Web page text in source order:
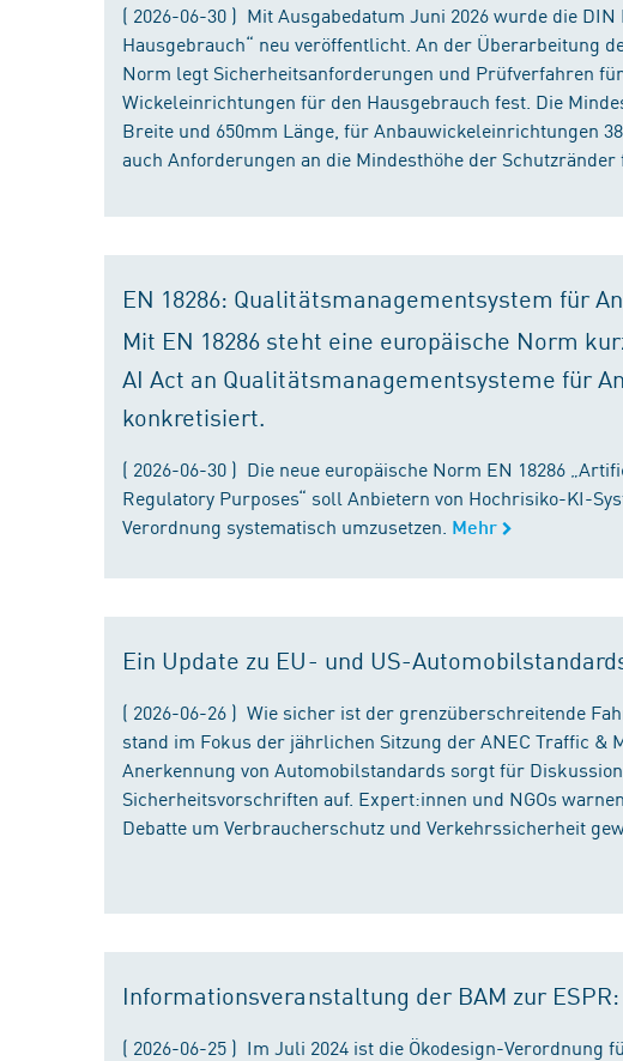
( 2026-06-30 ) Mit Ausgabedatum Juni 2026 wurde die
Hausgebrauch“ neu veröffentlicht. An der Überarbeitung
Norm legt Sicherheitsanforderungen und Prüfverfahren
Wickeleinrichtungen für den Hausgebrauch fest. Die
Breite und 650mm Länge, für Anbauwickeleinrichtungen
auch Anforderungen an die Mindesthöhe der Schutzränder
EN 18286: Qualitätsmanagementsystem für
Mit EN 18286 steht eine europäische Norm
AI Act an Qualitätsmanagementsysteme für
konkretisiert.
( 2026-06-30 ) Die neue europäische Norm EN 18286
Regulatory Purposes“ soll Anbietern von Hochrisiko-KI-
Verordnung systematisch umzusetzen. Mehr
Ein Update zu EU- und US-
( 2026-06-26 ) Wie sicher ist der grenzüberschreitende
stand im Fokus der jährlichen Sitzung der ANEC Traffic &
Anerkennung von Automobilstandards sorgt für
Sicherheitsvorschriften auf. Expert:innen und NGOs
Debatte um Verbraucherschutz und Verkehrssicherheit
Informationsveranstaltung der BAM zur
( 2026-06-25 ) Im Juli 2024 ist die Ökodesign-Verordnung